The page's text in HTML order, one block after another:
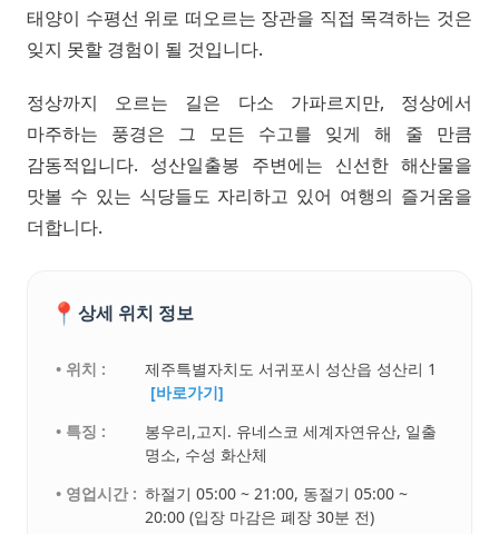
태양이 수평선 위로 떠오르는 장관을 직접 목격하는 것은
잊지 못할 경험이 될 것입니다.
정상까지 오르는 길은 다소 가파르지만, 정상에서
마주하는 풍경은 그 모든 수고를 잊게 해 줄 만큼
감동적입니다. 성산일출봉 주변에는 신선한 해산물을
맛볼 수 있는 식당들도 자리하고 있어 여행의 즐거움을
더합니다.
📍 상세 위치 정보
• 위치 :
제주특별자치도 서귀포시 성산읍 성산리 1
[바로가기]
• 특징 :
봉우리,고지. 유네스코 세계자연유산, 일출
명소, 수성 화산체
• 영업시간 : 하절기 05:00 ~ 21:00, 동절기 05:00 ~
20:00 (입장 마감은 폐장 30분 전)